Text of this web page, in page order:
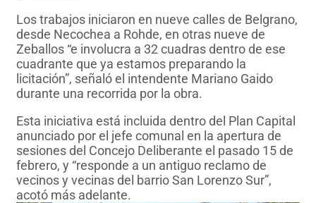
Los trabajos iniciaron en nueve calles de Belgrano,
desde Necochea a Rohde, en otras nueve de
Zeballos “e involucra a 32 cuadras dentro de ese
cuadrante que ya estamos preparando la
licitación”, señaló el intendente Mariano Gaido
durante una recorrida por la obra.
Esta iniciativa está incluida dentro del Plan Capital
anunciado por el jefe comunal en la apertura de
sesiones del Concejo Deliberante el pasado 15 de
febrero, y “responde a un antiguo reclamo de
vecinos y vecinas del barrio San Lorenzo Sur”,
acotó más adelante.